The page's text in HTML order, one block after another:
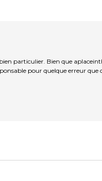
particulier. Bien que
pour quelque erreur que